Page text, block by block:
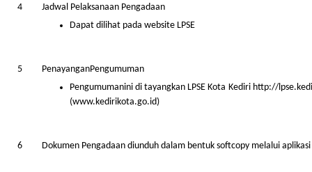
4
Jadwal Pelaksanaan Pengadaan
Dapat dilihat pada website LPSE
5
PenayanganPengumuman
Pengumumanini di tayangkan LPSE Kota Kediri http://
(www.kedirikota.go.id)
6 Dokumen Pengadaan diunduh dalam bentuk softcopy melalui aplikasi